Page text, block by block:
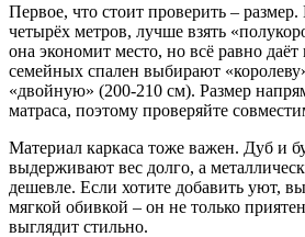
Первое, что стоит проверить –
четырёх метров, лучше взять
она экономит место, но всё равно
семейных спален выбирают
«двойную» (200‑210 см). Размер
матраса, поэтому проверяйте
Материал каркаса тоже важен. Дуб и
выдерживают вес долго, а
дешевле. Если хотите добавить уют,
мягкой обивкой – он не только
выглядит стильно.